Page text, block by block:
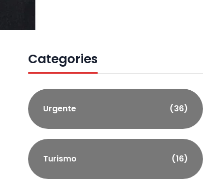
Categories
Urgente (36)
Turismo (16)